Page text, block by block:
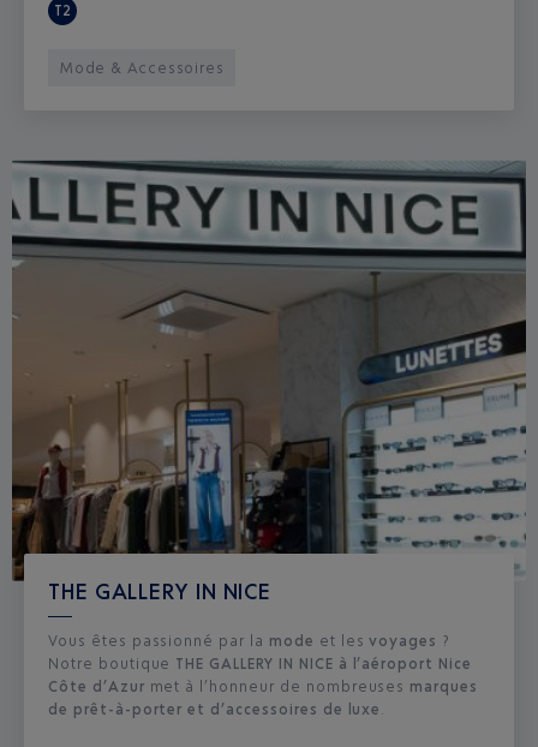
T2
Mode & Accessoires
THE GALLERY IN NICE
Vous êtes passionné par la mode et lesvoyages ?
Notre boutique THE GALLERY IN NICE à l’aéroport Nice
Côte d’Azur met à l’honneur de nombreuses marques
de prêt-à-porter et d’accessoires de luxe .